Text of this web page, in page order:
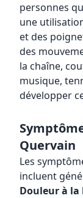
personnes
une
et des
des
la chaîne,
musique,
développer
Quervain
Les
incluent
Douleur à la